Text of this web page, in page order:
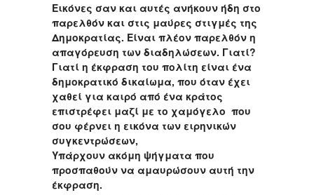
Εικόνες σαν και αυτές ανήκουν ήδη στο
παρελθόν και στις μαύρες στιγμές της
Δημοκρατίας. Είναι πλέον παρελθόν η
απαγόρευση των διαδηλώσεων. Γιατί?
Γιατί η έκφραση του πολίτη είναι ένα
δημοκρατικό δικαίωμα, που όταν έχει
χαθεί για καιρό από ένα κράτος
επιστρέφει μαζί με το χαμόγελο που
σου φέρνει η εικόνα των ειρηνικών
συγκεντρώσεων,
Υπάρχουν ακόμη ψήγματα που
προσπαθούν να αμαυρώσουν αυτή την
έκφραση.